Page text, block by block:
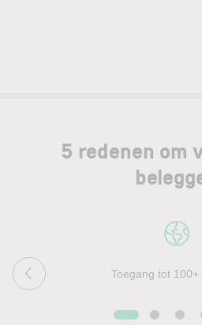
5 redenen om
Toegang tot 100+